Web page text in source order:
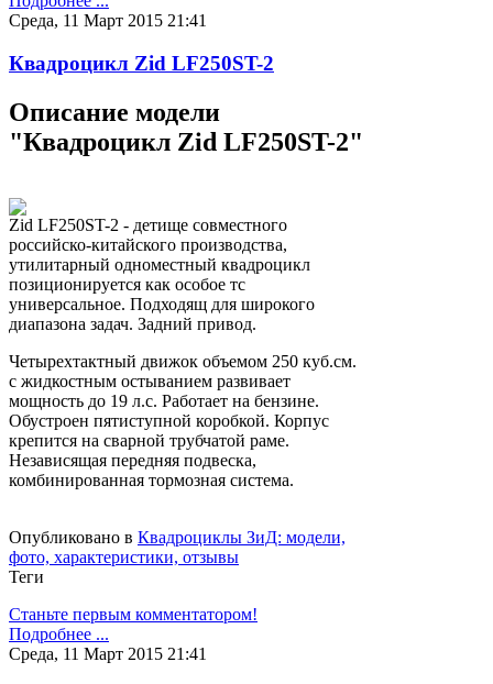
Среда, 11 Март 2015 21:41
Квадроцикл Zid LF250ST-2
Описание модели
"Квадроцикл Zid LF250ST-2"
Zid LF250ST-2 - детище совместного
российско-китайского производства,
утилитарный одноместный квадроцикл
позиционируется как особое тс
универсальное. Подходящ для широкого
диапазона задач. Задний привод.
Четырехтактный движок объемом 250 куб.см.
с жидкостным остыванием развивает
мощность до 19 л.с. Работает на бензине.
Обустроен пятиступной коробкой. Корпус
крепится на сварной трубчатой раме.
Независящая передняя подвеска,
комбинированная тормозная система.
Опубликовано в Квадроциклы ЗиД: модели,
фото, характеристики, отзывы
Теги
Станьте первым комментатором!
Подробнее ...
Среда, 11 Март 2015 21:41